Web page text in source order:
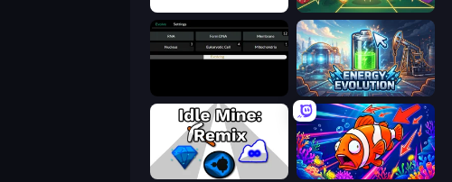
Just One More Roll
Energy Evolution
Idle Mine: Remix Fish Catch Idle